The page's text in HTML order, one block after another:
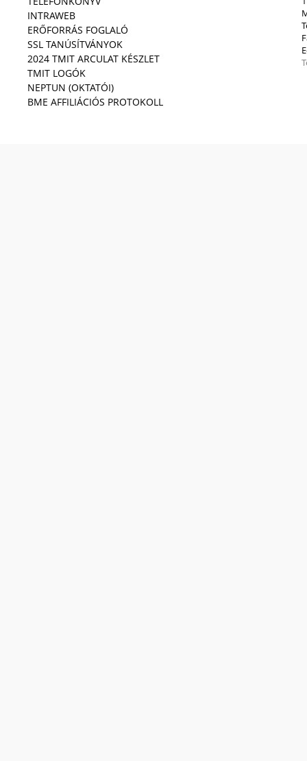
INTRAWEB
ERŐFORRÁS FOGLALÓ
SSL TANÚSÍTVÁNYOK
2024 TMIT ARCULAT KÉSZLET
TMIT LOGÓK
NEPTUN (OKTATÓI)
BME AFFILIÁCIÓS PROTOKOLL